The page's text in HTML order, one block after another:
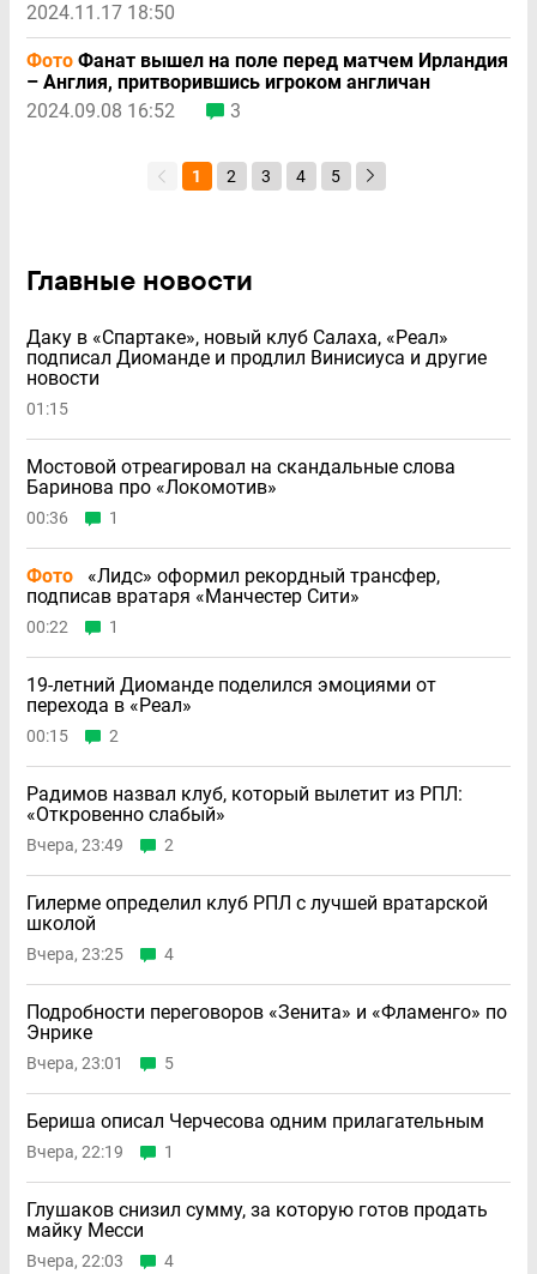
2024.11.17 18:50
Фото Фанат вышел на поле перед матчем Ирландия
– Англия, притворившись игроком англичан
2024.09.08 16:52
3
1 2 3 4 5
Главные новости
Даку в «Спартаке», новый клуб Салаха, «Реал»
подписал Диоманде и продлил Винисиуса и другие
новости
01:15
Мостовой отреагировал на скандальные слова
Баринова про «Локомотив»
00:36 1
Фото
«Лидс» оформил рекордный трансфер,
подписав вратаря «Манчестер Сити»
00:22 1
19-летний Диоманде поделился эмоциями от
перехода в «Реал»
00:15 2
Радимов назвал клуб, который вылетит из РПЛ:
«Откровенно слабый»
Вчера, 23:49 2
Гилерме определил клуб РПЛ с лучшей вратарской
школой
Вчера, 23:25 4
Подробности переговоров «Зенита» и «Фламенго» по
Энрике
Вчера, 23:01 5
Бериша описал Черчесова одним прилагательным
Вчера, 22:19 1
Глушаков снизил сумму, за которую готов продать
майку Месси
Вчера, 22:03 4